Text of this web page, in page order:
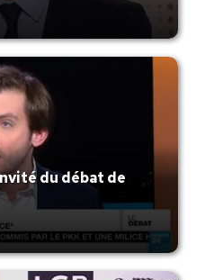
du débat de